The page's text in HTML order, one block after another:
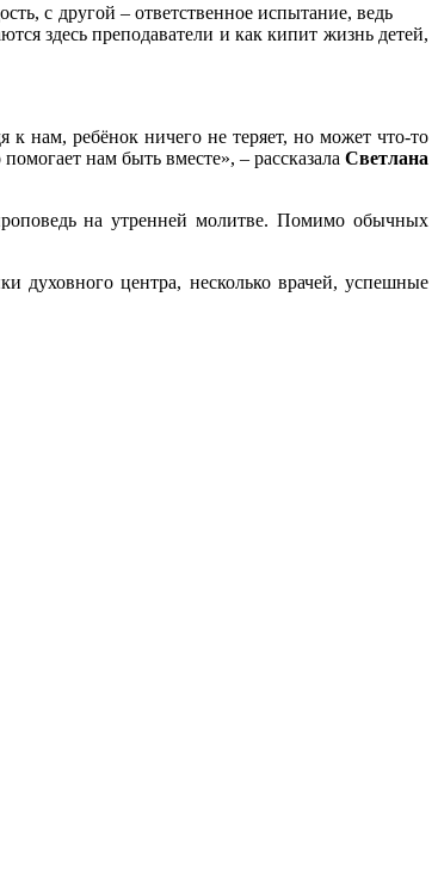
с другой – ответственное испытание, ведь
здесь преподаватели и как кипит жизнь детей,
нам, ребёнок ничего не теряет, но может что-то
нам быть вместе», – рассказала Светлана
на утренней молитве. Помимо обычных
духовного центра, несколько врачей, успешные